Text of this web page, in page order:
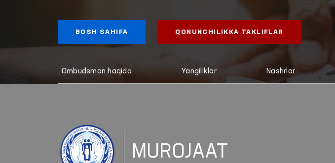
BOSH SAHIFA QONUNCHILIKKA TAKLIFLAR
Ombudsman haqida Yangiliklar Nashrlar
MUROJAAT